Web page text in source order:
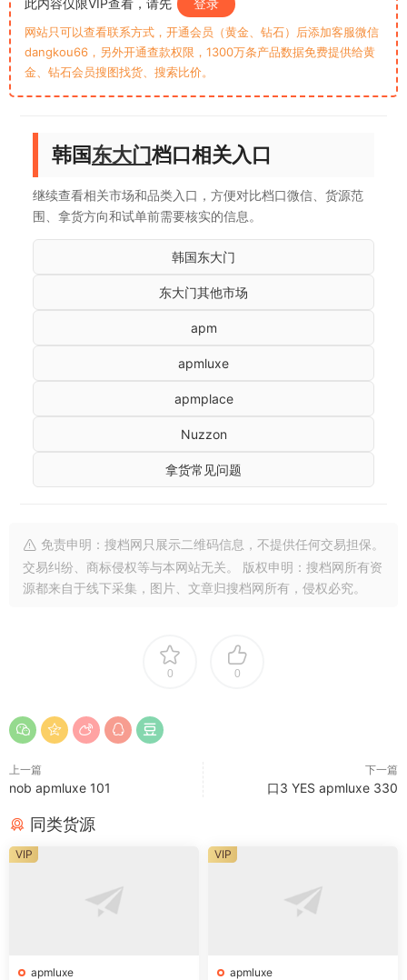
此内容仅限VIP查看，请先 登录
网站只可以查看联系方式，开通会员（黄金、钻石）后添加客服微信
dangkou66，另外开通查款权限，1300万条产品数据免费提供给黄
金、钻石会员搜图找货、搜索比价。
韩国东大门档口相关入口
继续查看相关市场和品类入口，方便对比档口微信、货源范
围、拿货方向和试单前需要核实的信息。
韩国东大门
东大门其他市场
apm
apmluxe
apmplace
Nuzzon
拿货常见问题
免责申明：搜档网只展示二维码信息，不提供任何交易担保。
交易纠纷、商标侵权等与本网站无关。 版权申明：搜档网所有资
源都来自于线下采集，图片、文章归搜档网所有，侵权必究。
0 0
上一篇
nob apmluxe 101
下一篇
口3 YES apmluxe 330
同类货源
apmluxe
VIP
apmluxe
VIP